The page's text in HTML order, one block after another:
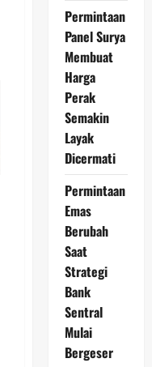
Permintaan
Panel Surya
Membuat
Harga
Perak
Semakin
Layak
Dicermati
Permintaan
Emas
Berubah
Saat
Strategi
Bank
Sentral
Mulai
Bergeser